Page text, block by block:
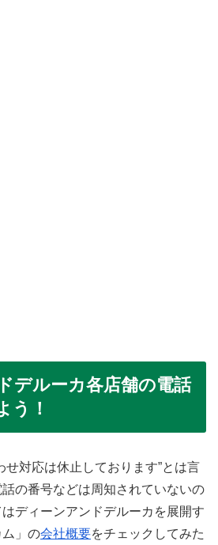
デルーカ各店舗の電話
う！
せ対応は休止しております”とは言
の番号などは周知されていないの
ディーンアンドデルーカを展開す
」の会社概要をチェックしてみた